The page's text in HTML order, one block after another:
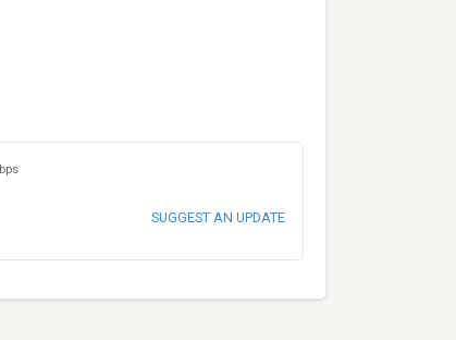
SUGGEST AN UPDATE